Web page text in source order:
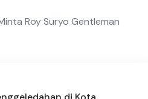
Roy Suryo Gentleman